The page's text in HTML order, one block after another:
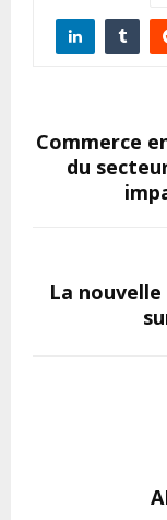
Commerce
du
La